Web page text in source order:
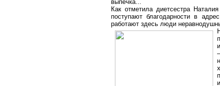
выпечка...
Как отметила диетсестра
поступают благодарности в
работают здесь люди